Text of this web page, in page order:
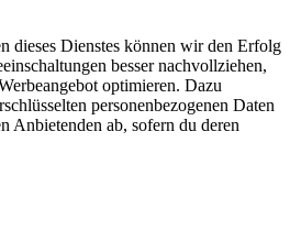
dieses Dienstes können wir den Erfolg
besser nachvollziehen,
optimieren. Dazu
personenbezogenen Daten
Anbietenden ab, sofern du deren